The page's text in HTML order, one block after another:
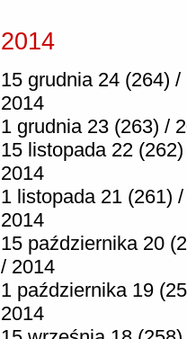
2014
15 grudnia 24 (264) /
2014
1 grudnia 23 (263) /
15 listopada 22
2014
1 listopada 21 (261) /
2014
15 października 20
/ 2014
1 października 19
2014